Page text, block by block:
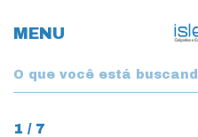
MENU
1 / 7